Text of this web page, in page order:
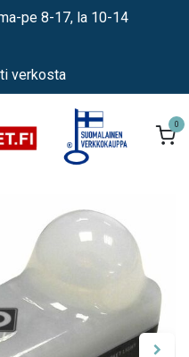
pe 8-17, la 10-14
verkosta
0